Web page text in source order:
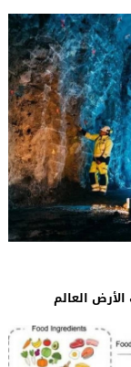
العالم